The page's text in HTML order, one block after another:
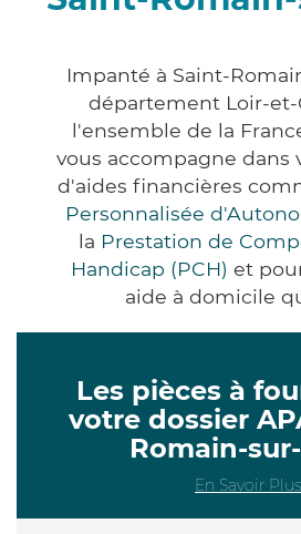
Impanté à Saint-
département Loir-
l'ensemble de la
vous accompagne dans
d'aides financières
Personnalisée
la Prestation de
Handicap (PCH) et
aide à domicile
Les pièces à
votre dossier
Romain-
En Savoir Plus